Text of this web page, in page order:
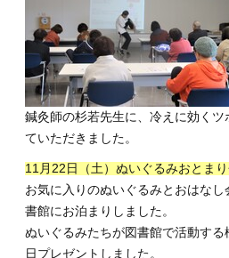
鍼灸師の杉若先生に、冷えに効くツ
ていただきました。
11月22日（土）ぬいぐるみおとま
お気に入りのぬいぐるみとおはな
書館にお泊まりしました。
ぬいぐるみたちが図書館で活動す
日プレゼントしました。